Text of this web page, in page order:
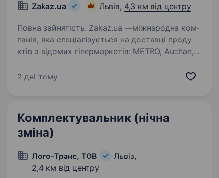
Zakaz.ua
Львів, 4,3 км від центру
Повна зайнятість. Zakaz.ua —між­на­ро­дна ком­
па­нія, яка спе­ці­а­лі­зу­є­ться на до­став­ці про­ду­
ктів з відомих гі­пер­мар­ке­тів: METRO, Аuchan,
UltraMarket, Во­сторг, КО­СМОС, су­пер­мар­кет…
2 дні тому
Комплектувальник (нічна
зміна)
Лого-Транс, ТОВ
Львів,
2,4 км від центру